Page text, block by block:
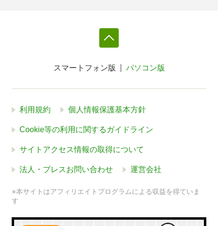
スマートフォン版 パソコン版
利用規約 個人情報保護基本方針
Cookie等の利用に関するガイドライン
サイトアクセス情報の取得について
法人・プレスお問い合わせ 運営会社
※本サイトはアフィリエイトプログラムによる収益を得ていま
す